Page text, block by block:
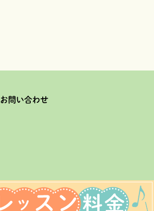
お問い合わせ